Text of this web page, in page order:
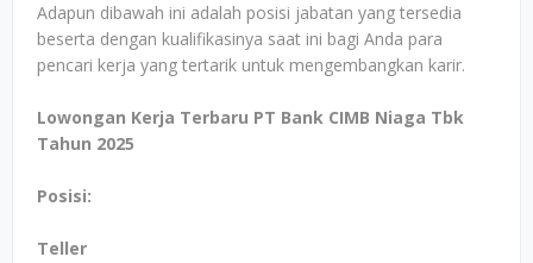
Adapun dibawah ini adalah posisi jabatan yang tersedia
beserta dengan kualifikasinya saat ini bagi Anda para
pencari kerja yang tertarik untuk mengembangkan karir.
Lowongan Kerja Terbaru PT Bank CIMB Niaga Tbk
Tahun 2025
Posisi:
Teller